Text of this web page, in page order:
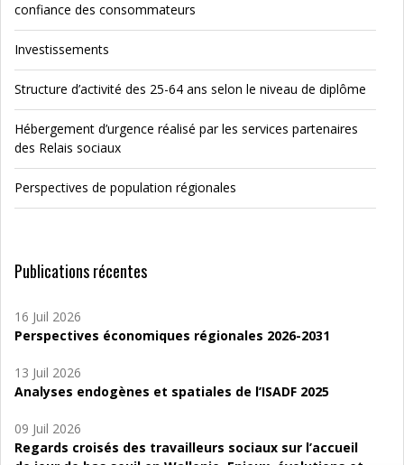
confiance des consommateurs
Investissements
Structure d’activité des 25-64 ans selon le niveau de diplôme
Hébergement d’urgence réalisé par les services partenaires
des Relais sociaux
Perspectives de population régionales
Publications récentes
16 Juil 2026
Perspectives économiques régionales 2026-2031
13 Juil 2026
Analyses endogènes et spatiales de l’ISADF 2025
09 Juil 2026
Regards croisés des travailleurs sociaux sur l’accueil